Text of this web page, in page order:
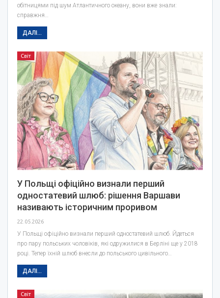
обітницями під шум Атлантичного океану, вони вже знали:
справжня…
ДАЛІ...
Світ
У Польщі офіційно визнали перший
одностатевий шлюб: рішення Варшави
називають історичним проривом
22.05.2026
У Польщі офіційно визнали перший одностатевий шлюб. Йдеться
про пару польських чоловіків, які одружилися в Берліні ще у 2018
році. Тепер їхній шлюб внесли до польського цивільного…
ДАЛІ...
Світ